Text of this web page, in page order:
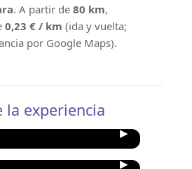
. A partir de 80 km,
0,23 € / km (ida y vuelta;
por Google Maps).
la experiencia